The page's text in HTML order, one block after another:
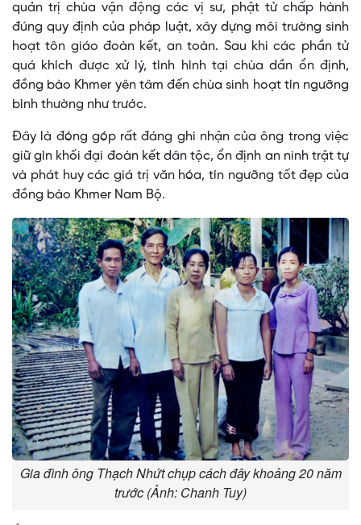
quản trị chùa vận động các vị sư, phật tử chấp hành
đúng quy định của pháp luật, xây dựng môi trường sinh
hoạt tôn giáo đoàn kết, an toàn. Sau khi các phần tử
quá khích được xử lý, tình hình tại chùa dần ổn định,
đồng bào Khmer yên tâm đến chùa sinh hoạt tín ngưỡng
bình thường như trước.
Đây là đóng góp rất đáng ghi nhận của ông trong việc
giữ gìn khối đại đoàn kết dân tộc, ổn định an ninh trật tự
và phát huy các giá trị văn hóa, tín ngưỡng tốt đẹp của
đồng bào Khmer Nam Bộ.
Gia đình ông Thạch Nhứt chụp cách đây khoảng 20 năm
trước (Ảnh: Chanh Tuy)